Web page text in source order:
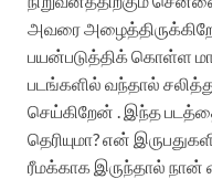
அவரை
பயன்படுத்திக் கொள்ள
படங்களில் வந்தால்
செய்கிறேன் . இந்த
தெரியுமா?என்
ரீமக்காக இருந்தால் நான்